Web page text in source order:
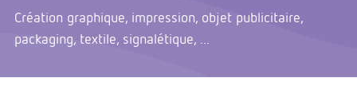
Création graphique, impression, objet publicitaire,
packaging, textile, signalétique, ...